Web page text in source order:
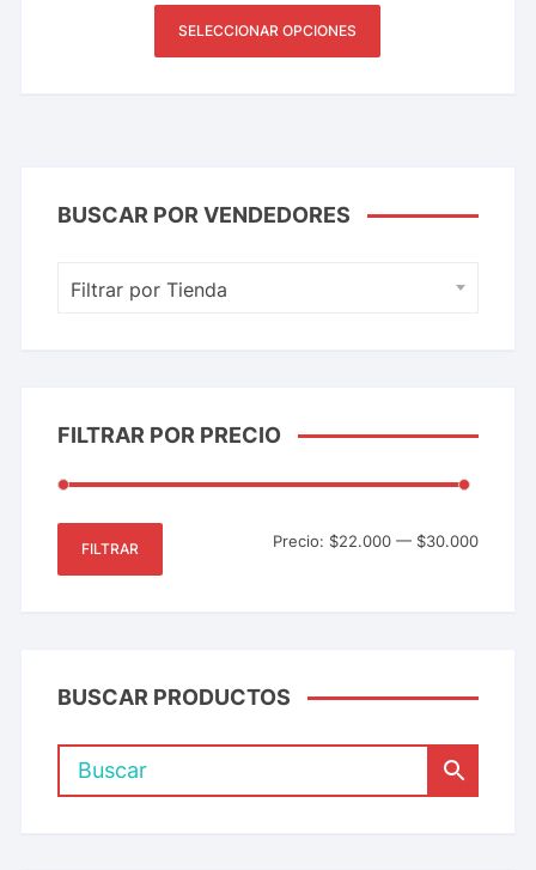
SELECCIONAR OPCIONES
BUSCAR POR VENDEDORES
Filtrar por Tienda
FILTRAR POR PRECIO
FILTRAR Precio: $22.000— $30.000
BUSCAR PRODUCTOS